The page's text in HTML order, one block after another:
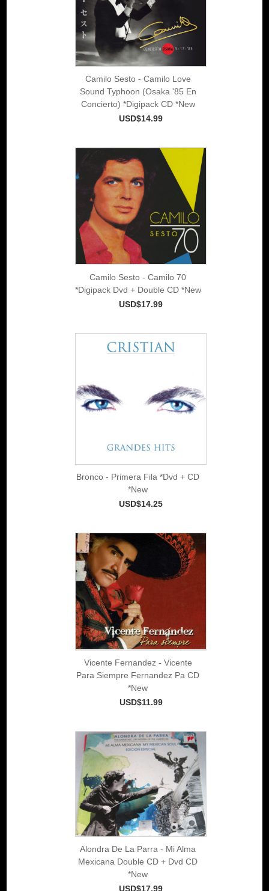
Camilo Sesto - Camilo Love
Sound Typhoon (Osaka '85 En
Concierto) *Digipack CD *New
USD$14.99
Camilo Sesto - Camilo 70
*Digipack Dvd + Double CD *New
USD$17.99
Bronco - Primera Fila *Dvd + CD
*New
USD$14.25
Vicente Fernandez - Vicente
Para Siempre Fernandez Pa CD
*New
USD$11.99
Alondra De La Parra - Mi Alma
Mexicana Double CD + Dvd CD
*New
USD$17.99